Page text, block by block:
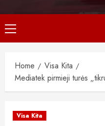
Primary
Menu
Home
Visa Kita
Mediatek pirmieji turės
Visa Kita